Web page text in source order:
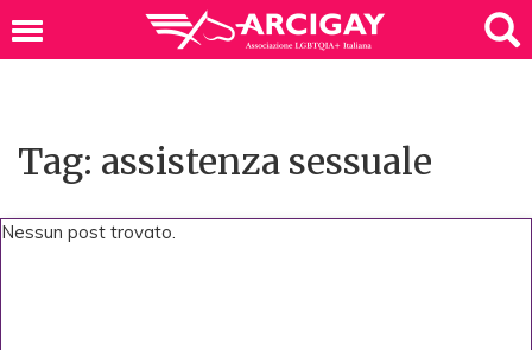
Tag: assistenza sessuale
Nessun post trovato.